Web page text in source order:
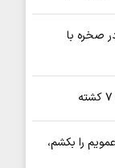
صخره با
را بکشم،